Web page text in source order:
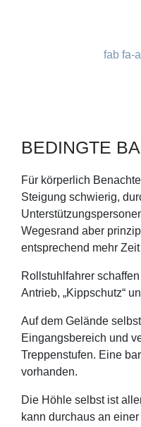
fab fa-
BEDINGTE
Für körperlich
Steigung schwierig,
Wegesrand aber
entsprechend mehr
Rollstuhlfahrer
Antrieb, „Kippschutz“
Auf dem Gelände
Eingangsbereich und
Treppenstufen. Eine
vorhanden.
Die Höhle selbst ist
kann durchaus an